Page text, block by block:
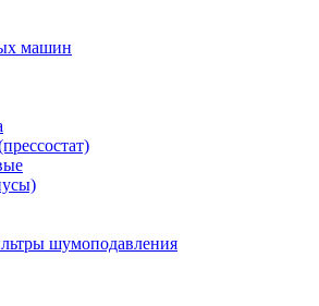
машин
шумоподавления